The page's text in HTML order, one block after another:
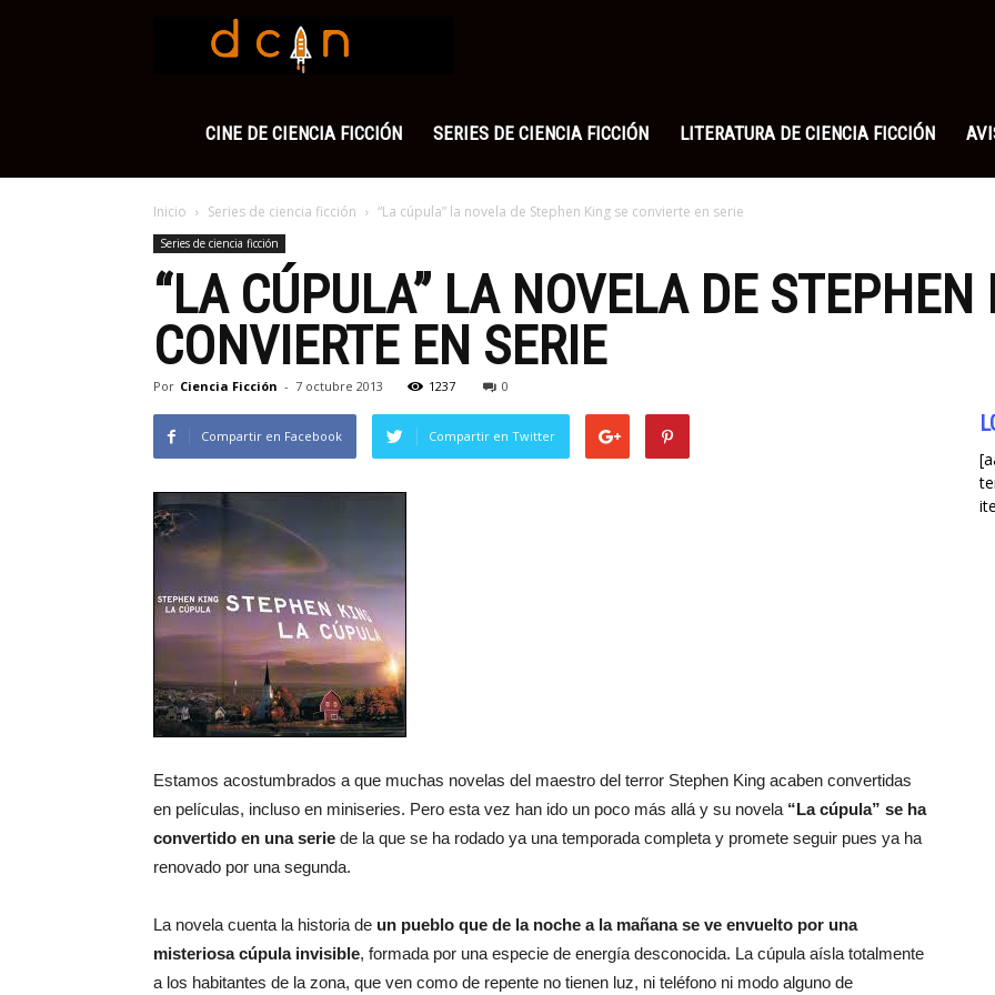
Ficción
CINE DE CIENCIA FICCIÓN SERIES DE CIENCIA FICCIÓN LITERATURA DE CIENCIA FICCIÓN
Inicio Series de ciencia ficción “La cúpula” la novela de Stephen King se convierte en serie
Series de ciencia ficción
“LA CÚPULA” LA NOVELA DE STEPHEN
CONVIERTE EN SERIE
Por Ciencia Ficción - 7 octubre 2013 1237 0
Compartir en Facebook Compartir en Twitter
Estamos acostumbrados a que muchas novelas del maestro del terror Stephen King acaben convertidas
en películas, incluso en miniseries. Pero esta vez han ido un poco más allá y su novela “La cúpula” se ha
convertido en una serie de la que se ha rodado ya una temporada completa y promete seguir pues ya ha
renovado por una segunda.
La novela cuenta la historia de un pueblo que de la noche a la mañana se ve envuelto por una
misteriosa cúpula invisible, formada por una especie de energía desconocida. La cúpula aísla totalmente
a los habitantes de la zona, que ven como de repente no tienen luz, ni teléfono ni modo alguno de